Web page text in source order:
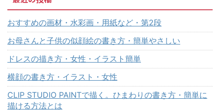
おすすめの画材・水彩画・用紙など・第2段
お母さんと子供の似顔絵の書き方・簡単やさしい
ドレスの描き方・女性・イラスト簡単
横顔の書き方・イラスト・女性
CLIP STUDIO PAINTで描く。ひまわりの書き方・簡単に
描ける方法とは